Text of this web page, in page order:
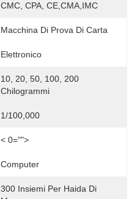
CMC, CPA, CE,CMA,IMC
Macchina Di Prova Di Carta
Elettronico
10, 20, 50, 100, 200
Chilogrammi
1/100,000
< 0="">
Computer
300 Insiemi Per Haida Di